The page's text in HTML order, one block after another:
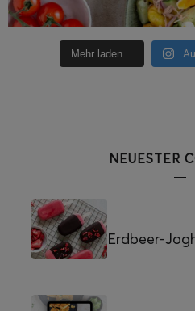
Mehr laden…
NEUESTER
Erdbeer-